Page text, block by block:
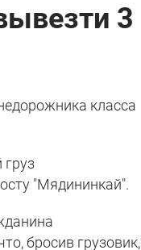
3
класса
"Мядининкай".
бросив грузовик,